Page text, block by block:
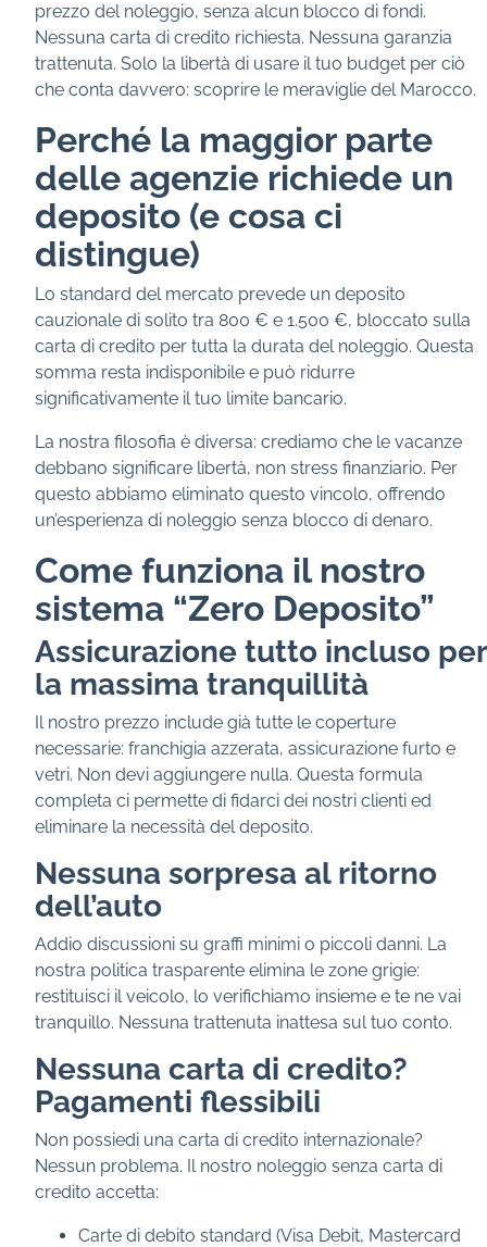
prezzo del noleggio, senza alcun blocco di fondi.
Nessuna carta di credito richiesta. Nessuna garanzia
trattenuta. Solo la libertà di usare il tuo budget per ciò
che conta davvero: scoprire le meraviglie del Marocco.
Perché la maggior parte
delle agenzie richiede un
deposito (e cosa ci
distingue)
Lo standard del mercato prevede un deposito
cauzionale di solito tra 800 € e 1.500 €, bloccato sulla
carta di credito per tutta la durata del noleggio. Questa
somma resta indisponibile e può ridurre
significativamente il tuo limite bancario.
La nostra filosofia è diversa: crediamo che le vacanze
debbano significare libertà, non stress finanziario. Per
questo abbiamo eliminato questo vincolo, offrendo
un’esperienza di noleggio senza blocco di denaro.
Come funziona il nostro
sistema “Zero Deposito”
Assicurazione tutto incluso per
la massima tranquillità
Il nostro prezzo include già tutte le coperture
necessarie: franchigia azzerata, assicurazione furto e
vetri. Non devi aggiungere nulla. Questa formula
completa ci permette di fidarci dei nostri clienti ed
eliminare la necessità del deposito.
Nessuna sorpresa al ritorno
dell’auto
Addio discussioni su graffi minimi o piccoli danni. La
nostra politica trasparente elimina le zone grigie:
restituisci il veicolo, lo verifichiamo insieme e te ne vai
tranquillo. Nessuna trattenuta inattesa sul tuo conto.
Nessuna carta di credito?
Pagamenti flessibili
Non possiedi una carta di credito internazionale?
Nessun problema. Il nostro noleggio senza carta di
credito accetta:
Carte di debito standard (Visa Debit, Mastercard